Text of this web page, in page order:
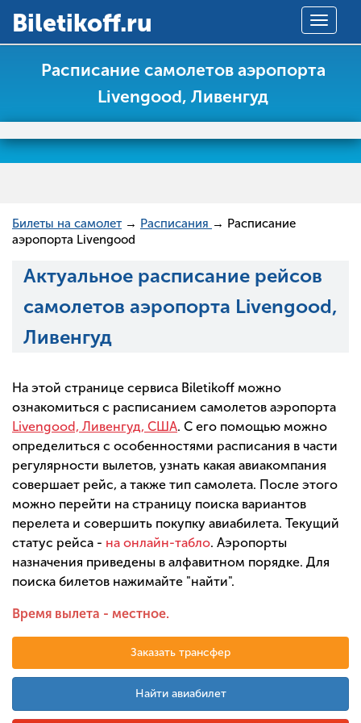
Toggle
Вiletikoff.ru
Расписание самолетов аэропорта
Livengood, Ливенгуд
Билеты на самолет → Расписания → Расписание
аэропорта Livengood
Актуальное расписание рейсов
самолетов аэропорта Livengood,
Ливенгуд
На этой странице сервиса Biletikoff можно
ознакомиться с расписанием самолетов аэропорта
Livengood, Ливенгуд, США. С его помощью можно
определиться с особенностями расписания в части
регулярности вылетов, узнать какая авиакомпания
совершает рейс, а также тип самолета. После этого
можно перейти на страницу поиска вариантов
перелета и совершить покупку авиабилета. Текущий
статус рейса - на онлайн-табло. Аэропорты
назначения приведены в алфавитном порядке. Для
поиска билетов нажимайте "найти".
Время вылета - местное.
Заказать трансфер
Найти авиабилет